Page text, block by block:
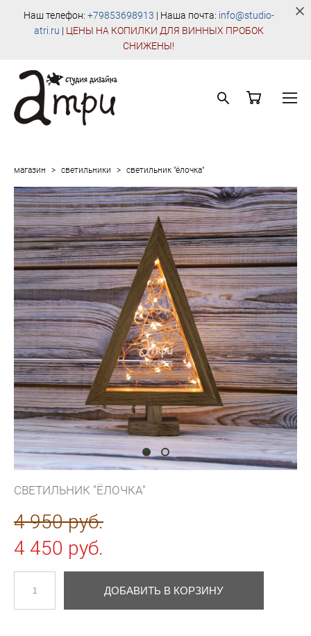
Наш телефон: +79853698913 | Наша почта: info@studio-
atri.ru | ЦЕНЫ НА КОПИЛКИ ДЛЯ ВИННЫХ ПРОБОК
СНИЖЕНЫ!
магазин > светильники > светильник "ёлочка"
СВЕТИЛЬНИК "ЁЛОЧКА"
4 950 pуб.
4 450 pуб.
ДОБАВИТЬ В КОРЗИНУ